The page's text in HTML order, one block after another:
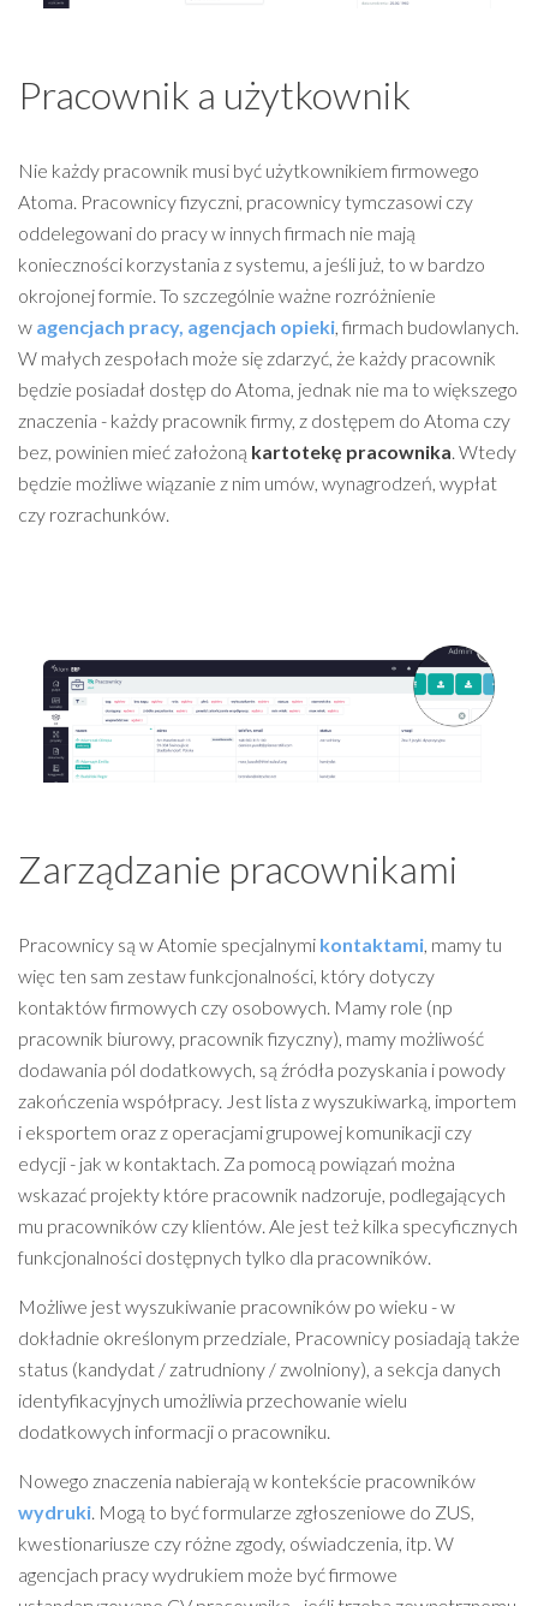
Pracownik a użytkownik
Nie każdy pracownik musi być użytkownikiem firmowego
Atoma. Pracownicy fizyczni, pracownicy tymczasowi czy
oddelegowani do pracy w innych firmach nie mają
konieczności korzystania z systemu, a jeśli już, to w bardzo
okrojonej formie. To szczególnie ważne rozróżnienie
w agencjach pracy, agencjach opieki , firmach budowlanych.
W małych zespołach może się zdarzyć, że każdy pracownik
będzie posiadał dostęp do Atoma, jednak nie ma to większego
znaczenia - każdy pracownik firmy, z dostępem do Atoma czy
bez, powinien mieć założoną kartotekę pracownika . Wtedy
będzie możliwe wiązanie z nim umów, wynagrodzeń, wypłat
czy rozrachunków.
Zarządzanie pracownikami
Pracownicy są w Atomie specjalnymi kontaktami, mamy tu
więc ten sam zestaw funkcjonalności, który dotyczy
kontaktów firmowych czy osobowych. Mamy role (np
pracownik biurowy, pracownik fizyczny), mamy możliwość
dodawania pól dodatkowych, są źródła pozyskania i powody
zakończenia współpracy. Jest lista z wyszukiwarką, importem
i eksportem oraz z operacjami grupowej komunikacji czy
edycji - jak w kontaktach. Za pomocą powiązań można
wskazać projekty które pracownik nadzoruje, podlegających
mu pracowników czy klientów. Ale jest też kilka specyficznych
funkcjonalności dostępnych tylko dla pracowników.
Możliwe jest wyszukiwanie pracowników po wieku - w
dokładnie określonym przedziale, Pracownicy posiadają także
status (kandydat / zatrudniony / zwolniony), a sekcja danych
identyfikacyjnych umożliwia przechowanie wielu
dodatkowych informacji o pracowniku.
Nowego znaczenia nabierają w kontekście pracowników
wydruki. Mogą to być formularze zgłoszeniowe do ZUS,
kwestionariusze czy różne zgody, oświadczenia, itp. W
agencjach pracy wydrukiem może być firmowe